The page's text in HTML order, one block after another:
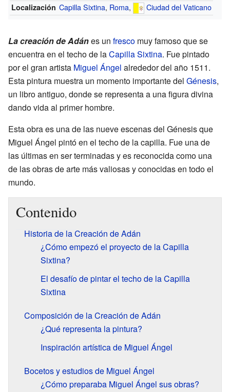
Localización Capilla Sixtina, Roma, Ciudad del Vaticano
La creación de Adánes un fresco muy famoso que se
encuentra en el techo de laCapilla Sixtina. Fue pintado
por el gran artista Miguel Ángel alrededor del año 1511.
Esta pintura muestra un momento importante del Génesis,
un libro antiguo, donde se representa a una figura divina
dando vida al primer hombre.
Esta obra es una de las nueve escenas del Génesis que
Miguel Ángel pintó en el techo de la capilla. Fue una de
las últimas en ser terminadas y es reconocida como una
de las obras de arte más valiosas y conocidas en todo el
mundo.
Contenido
Historia de la Creación de Adán
¿Cómo empezó el proyecto de la Capilla
Sixtina?
El desafío de pintar el techo de la Capilla
Sixtina
Composición de la Creación de Adán
¿Qué representa la pintura?
Inspiración artística de Miguel Ángel
Bocetos y estudios de Miguel Ángel
¿Cómo preparaba Miguel Ángel sus obras?